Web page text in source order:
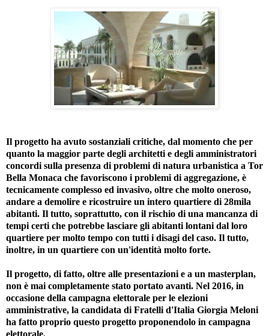
Il progetto ha avuto sostanziali critiche, dal momento che per
quanto la maggior parte degli architetti e degli amministratori
concordi sulla presenza di problemi di natura urbanistica a Tor
Bella Monaca che favoriscono i problemi di aggregazione, è
tecnicamente complesso ed invasivo, oltre che molto oneroso,
andare a demolire e ricostruire un intero quartiere di 28mila
abitanti. Il tutto, soprattutto, con il rischio di una mancanza di
tempi certi che potrebbe lasciare gli abitanti lontani dal loro
quartiere per molto tempo con tutti i disagi del caso. Il tutto,
inoltre, in un quartiere con un'identità molto forte.
Il progetto, di fatto, oltre alle presentazioni e a un masterplan,
non è mai completamente stato portato avanti. Nel 2016, in
occasione della campagna elettorale per le elezioni
amministrative, la candidata di Fratelli d'Italia Giorgia Meloni
ha fatto proprio questo progetto proponendolo in campagna